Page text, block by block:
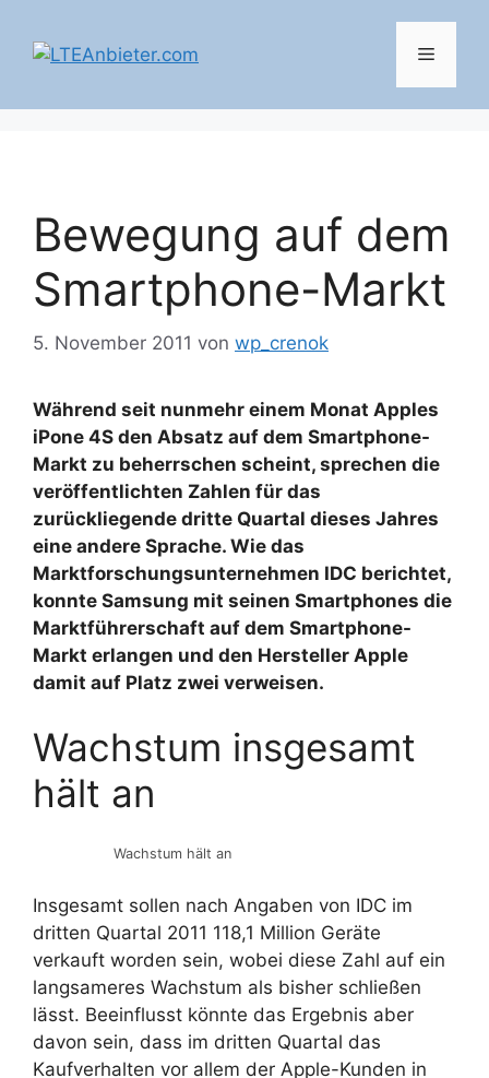
Inhalt
springen
Menü
Bewegung auf dem
Smartphone-Markt
5. November 2011 von wp_crenok
Während seit nunmehr einem Monat Apples
iPone 4S den Absatz auf dem Smartphone-
Markt zu beherrschen scheint, sprechen die
veröffentlichten Zahlen für das
zurückliegende dritte Quartal dieses Jahres
eine andere Sprache. Wie das
Marktforschungsunternehmen IDC berichtet,
konnte Samsung mit seinen Smartphones die
Marktführerschaft auf dem Smartphone-
Markt erlangen und den Hersteller Apple
damit auf Platz zwei verweisen.
Wachstum insgesamt
hält an
Wachstum hält an
Insgesamt sollen nach Angaben von IDC im
dritten Quartal 2011 118,1 Million Geräte
verkauft worden sein, wobei diese Zahl auf ein
langsameres Wachstum als bisher schließen
lässt. Beeinflusst könnte das Ergebnis aber
davon sein, dass im dritten Quartal das
Kaufverhalten vor allem der Apple-Kunden in